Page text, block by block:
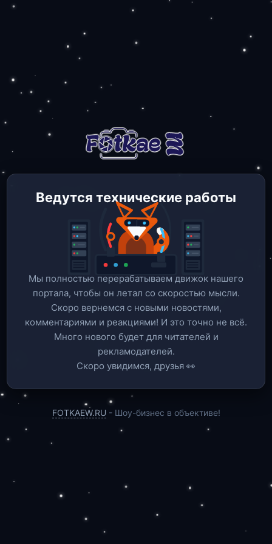
Ведутся технические работы
Мы полностью перерабатываем движок нашего
портала, чтобы он летал со скоростью мысли.
Скоро вернемся c новыми новостями,
комментариями и реакциями! И это точно не всё.
Много нового будет для читателей и
рекламодателей.
Скоро увидимся, друзья 👀
FOTKAEW.RU - Шоу-бизнес в объективе!